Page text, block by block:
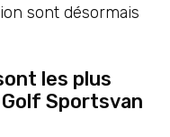
sont désormais
les plus
Sportsvan